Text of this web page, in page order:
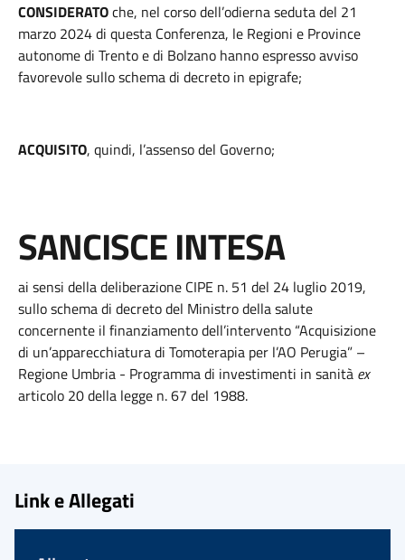
CONSIDERATOche, nel corso dell’odierna seduta del 21
marzo 2024 di questa Conferenza, le Regioni e Province
autonome di Trento e di Bolzano hanno espresso avviso
favorevole sullo schema di decreto in epigrafe;
ACQUISITO, quindi, l’assenso del Governo;
SANCISCE INTESA
ai sensi della deliberazione CIPE n. 51 del 24 luglio 2019,
sullo schema di decreto del Ministro della salute
concernente il finanziamento dell’intervento “Acquisizione
di un’apparecchiatura di Tomoterapia per l’AO Perugia” –
Regione Umbria - Programma di investimenti in sanità ex
articolo 20 della legge n. 67 del 1988.
Link e Allegati